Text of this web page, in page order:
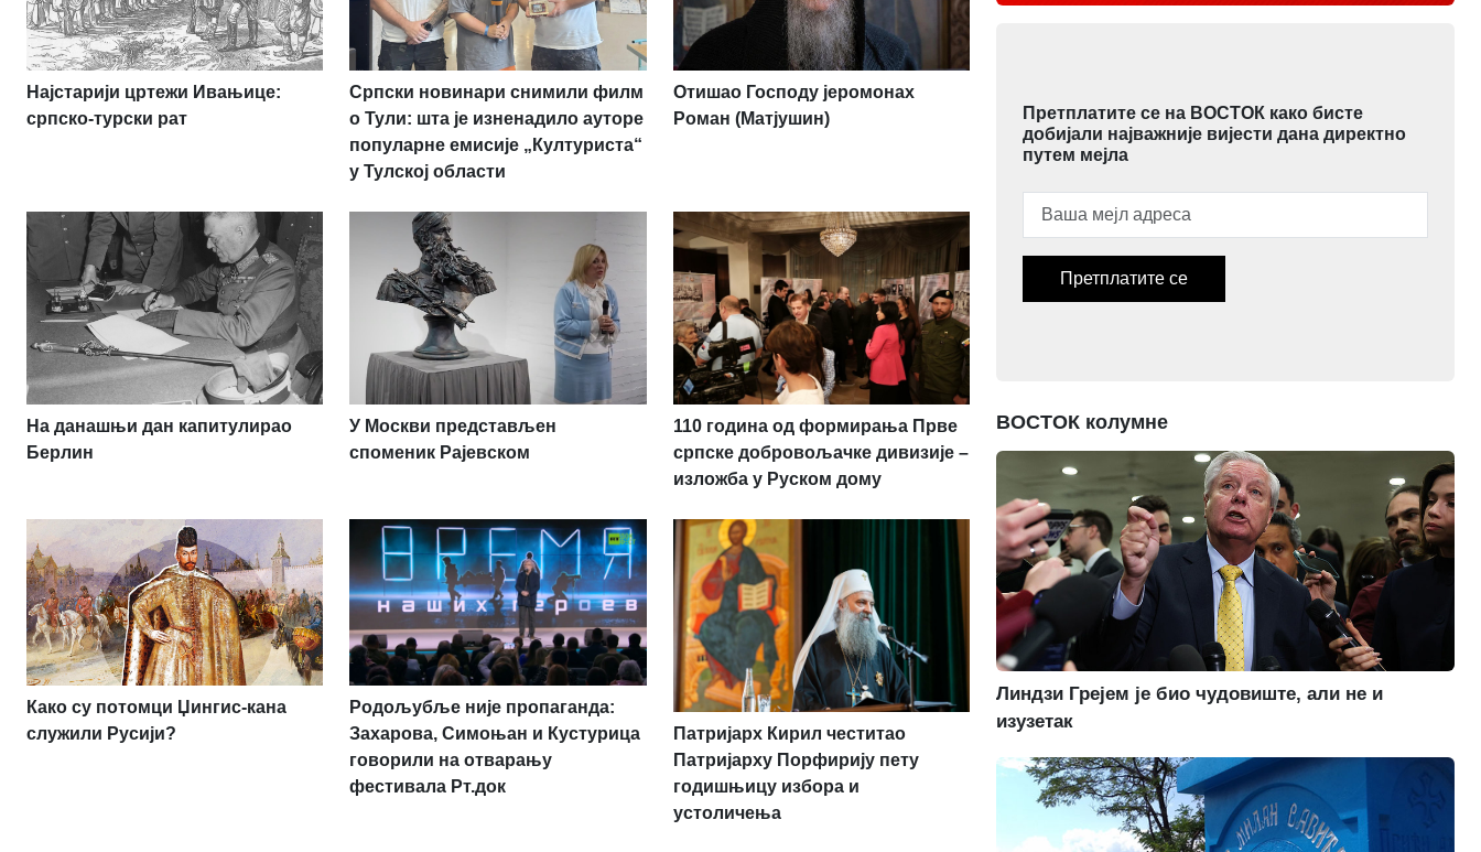
Најстарији цртежи Ивањице:
српско-турски рат
Српски новинари снимили филм
о Тули: шта је изненадило ауторе
популарне емисије „Културиста“
у Тулској области
Отишао Господу јеромонах
Роман (Матјушин)
На данашњи дан капитулирао
Берлин
У Москви представљен
споменик Рајевском
110 година од формирања Прве
српске добровољачке дивизије –
изложба у Руском дому
Како су потомци Џингис-кана
служили Русији?
Родољубље није пропаганда:
Захарова, Симоњан и Кустурица
говорили на отварању
фестивала Рт.док
Патријарх Кирил честитао
Патријарху Порфирију пету
годишњицу избора и
устоличења
Претплатите се на ВОСТОК како бисте
добијали најважније вијести дана директно
путем мејла
Претплатите се
ВОСТОК колумне
Линдзи Грејем је био чудовиште, али не и
изузетак